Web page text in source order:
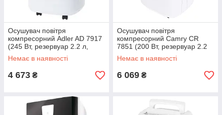
Осушувач повітря
компресорний Adler AD 7917
(245 Вт, резервуар 2.2 л,
компактний)
Немає в наявності
4 673 ₴
Осушувач повітря
компресорний Camry CR
7851 (200 Вт, резервуар 2.2
л, компактний)
Немає в наявності
6 069 ₴